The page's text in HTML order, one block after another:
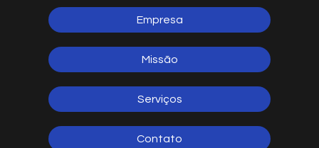
Empresa
Missão
Serviços
Contato